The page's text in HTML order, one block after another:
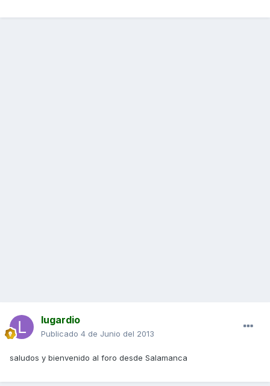
lugardio
Publicado 4 de Junio del 2013
saludos y bienvenido al foro desde Salamanca